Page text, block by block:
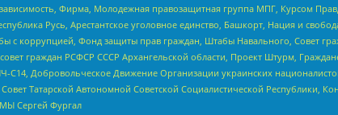
Фирма, Молодежная правозащитная группа МПГ, Курсом
Русь, Арестантское уголовное единство, Башкорт, Нация и
коррупцией, Фонд защиты прав граждан, Штабы Навального, Совет
граждан РСФСР СССР Архангельской области, Проект Штурм,
Добровольческое Движение Организации украинских
Татарской Автономной Советской Социалистической Республики,
Сергей Фургал